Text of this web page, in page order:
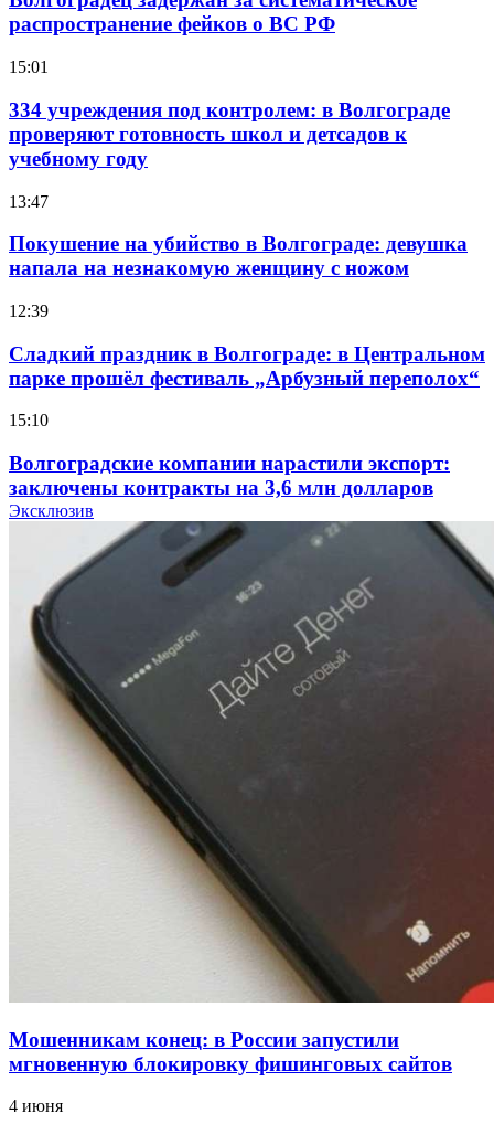
распространение фейков о ВС РФ
15:01
334 учреждения под контролем: в Волгограде
проверяют готовность школ и детсадов к
учебному году
13:47
Покушение на убийство в Волгограде: девушка
напала на незнакомую женщину с ножом
12:39
Сладкий праздник в Волгограде: в Центральном
парке прошёл фестиваль „Арбузный переполох“
15:10
Волгоградские компании нарастили экспорт:
заключены контракты на 3,6 млн долларов
Атака БПЛА в Волгоградской области: есть
пострадавшие и повреждения инфраструктуры
12:01
Волгоградские вузы в топе зарплатного
рейтинга: ВолгГТУ и ВолгГМУ вошли в топ‑15
для химической отрасли и фармацевтики
В Красноармейском районе Волгограда стартует
конкурс на ремонт моста через Волго‑Донской
судоходный канал
Эксклюзив
Мошенникам конец: в России запустили
мгновенную блокировку фишинговых сайтов
4 июня